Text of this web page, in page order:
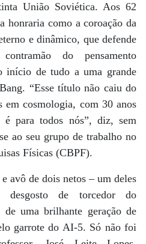
União Soviética. Aos 62
honraria como a coroação da
e dinâmico, que defende
do pensamento
início de tudo a uma grande
“Esse título não caiu do
em cosmologia, com 30 anos
para todos nós”, diz, sem
ao seu grupo de trabalho no
Físicas (CBPF).
avô de dois netos – um deles
desgosto de torcedor do
uma brilhante geração de
garrote do AI-5. Só não foi